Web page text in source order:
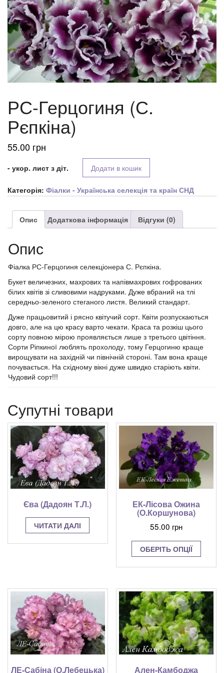
РС-Герцогиня (С.
Рєпкіна)
55.00 грн
- укор. лист з діт. Додати в кошик
Категорія: Фіалки - Українська селекція та країн СНД
Опис Додаткова інформація Відгуки (0)
Опис
Фіалка РС-Герцогиня селекціонера С. Рєпкіна.
Букет величезних, махрових та напівмахрових гофрованих
білих квітів зі сливовими надруками. Дуже вбраний на тлі
середньо-зеленого стеганого листя. Великий стандарт.
Дуже працьовитий і рясно квітучий сорт. Квіти розпускаються
довго, але на цю красу варто чекати. Краса та розкіш цього
сорту повною мірою проявляється лише з третього цвітіння.
Сорти Ріпкиної люблять прохолоду, тому Герцогиню краще
вирощувати на західній чи північній стороні. Там вона краще
почувається. На східному вікні дуже швидко старіють квіти.
Чудовий сорт!!!
Супутні товари
Єва (Дадоян Т.Л.)
ЧИТАТИ ДАЛІ
ЕК-Лісова Ожина
(О.Коршунова)
55.00 грн
ОБЕРІТЬ ОПЦІЇ
Цей
має
кілька
можна
на
товару
ЛЕ-Сабіна (О.Лебецька) Ален-Камбоджа